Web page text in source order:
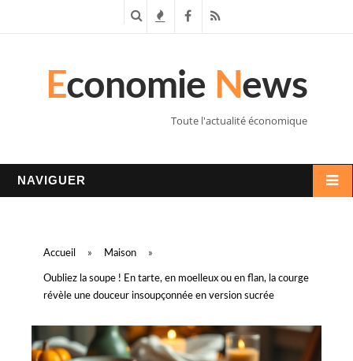
c n
s
F
c
R
S
Economie News
Toute l'actualité économique
NAVIGUER
Accueil » Maison »
Oubliez la soupe ! En tarte, en moelleux ou en flan, la courge
révèle une douceur insoupçonnée en version sucrée